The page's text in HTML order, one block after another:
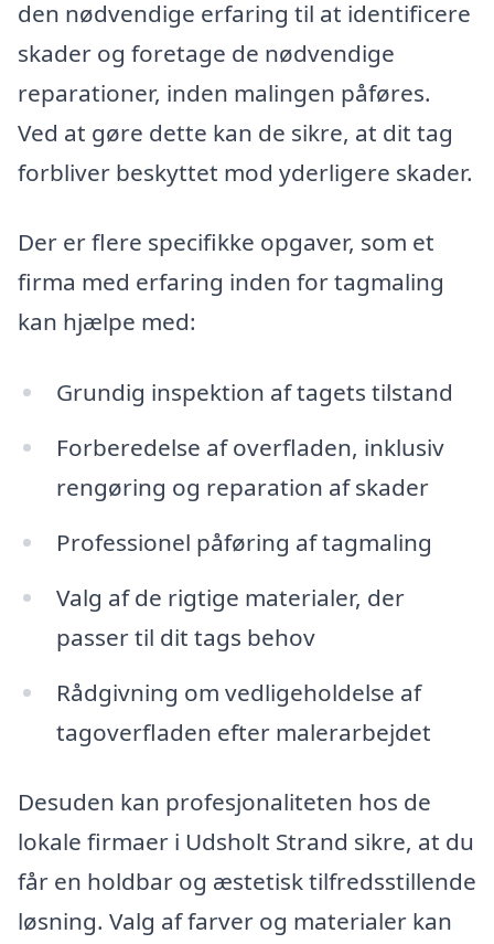
den nødvendige erfaring til at identificere
skader og foretage de nødvendige
reparationer, inden malingen påføres.
Ved at gøre dette kan de sikre, at dit tag
forbliver beskyttet mod yderligere skader.
Der er flere specifikke opgaver, som et
firma med erfaring inden for tagmaling
kan hjælpe med:
Grundig inspektion af tagets tilstand
Forberedelse af overfladen, inklusiv
rengøring og reparation af skader
Professionel påføring af tagmaling
Valg af de rigtige materialer, der
passer til dit tags behov
Rådgivning om vedligeholdelse af
tagoverfladen efter malerarbejdet
Desuden kan profesjonaliteten hos de
lokale firmaer i Udsholt Strand sikre, at du
får en holdbar og æstetisk tilfredsstillende
løsning. Valg af farver og materialer kan